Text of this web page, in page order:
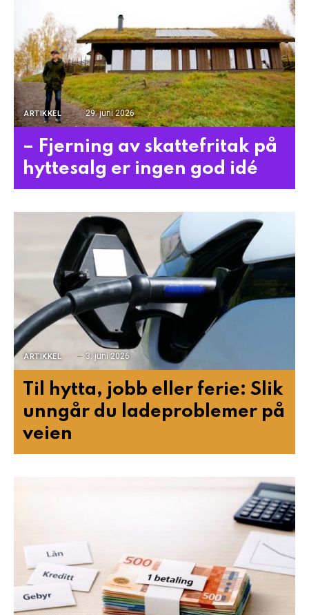
ARTIKKEL 29. juni 2026
– Fjerning av skattefritak på
hyttesalg er ingen god idé
ARTIKKEL 3. juni 2026
Til hytta, jobb eller ferie: Slik
unngår du ladeproblemer på
veien